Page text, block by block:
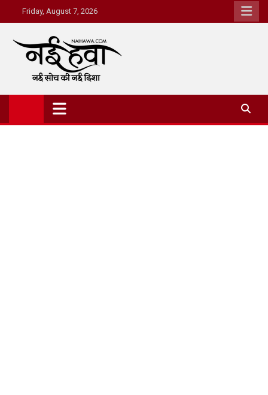
Friday, August 7, 2026
Nai Hawa